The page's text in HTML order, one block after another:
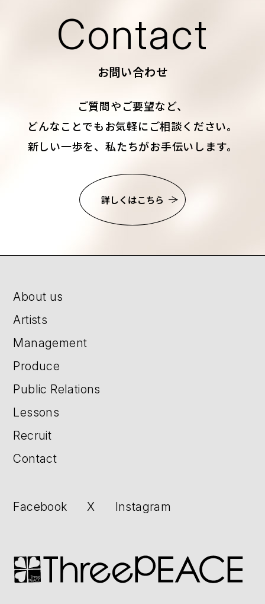
Contact
お問い合わせ
ご質問やご要望など、
どんなことでもお気軽にご相談ください。
新しい一歩を、私たちがお手伝いします。
詳しくはこちら
About us
Artists
Management
Produce
Public Relations
Lessons
Recruit
Contact
Facebook X Instagram